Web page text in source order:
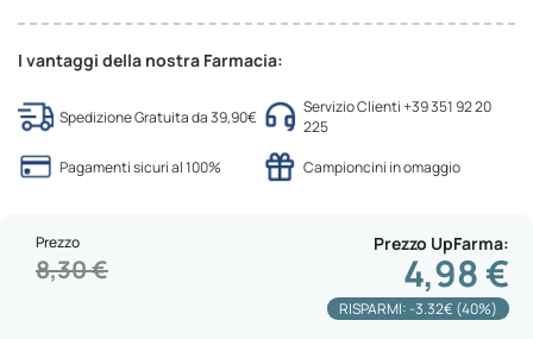
I vantaggi della nostra Farmacia:
Spedizione Gratuita da 39,90€
Servizio Clienti +39 351 92 20
225
Pagamenti sicuri al 100%
Campioncini in omaggio
Prezzo UpFarma
4,98 €
Prezzo
8,30 €
RISPARMI: -3.32€ (40%)